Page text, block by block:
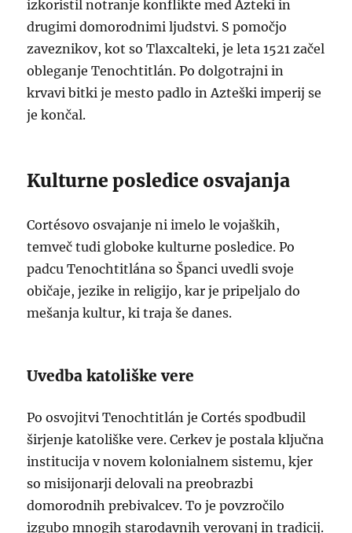
izkoristil notranje konflikte med Azteki in
drugimi domorodnimi ljudstvi. S pomočjo
zaveznikov, kot so Tlaxcalteki, je leta 1521 začel
obleganje Tenochtitlán. Po dolgotrajni in
krvavi bitki je mesto padlo in Azteški imperij se
je končal.
Kulturne posledice osvajanja
Cortésovo osvajanje ni imelo le vojaških,
temveč tudi globoke kulturne posledice. Po
padcu Tenochtitlána so Španci uvedli svoje
običaje, jezike in religijo, kar je pripeljalo do
mešanja kultur, ki traja še danes.
Uvedba katoliške vere
Po osvojitvi Tenochtitlán je Cortés spodbudil
širjenje katoliške vere. Cerkev je postala ključna
institucija v novem kolonialnem sistemu, kjer
so misijonarji delovali na preobrazbi
domorodnih prebivalcev. To je povzročilo
izgubo mnogih starodavnih verovanj in tradicij.